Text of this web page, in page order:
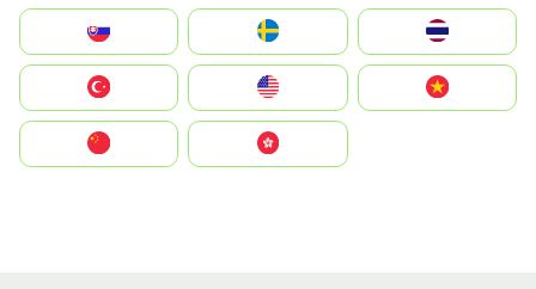
United States
中國香港特別行政區